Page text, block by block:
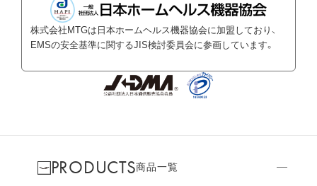
株式会社MTGは日本ホームヘルス機器協会に加盟しており、
EMSの安全基準に関するJIS検討委員会に参画しています。
PRODUCTS商品一覧